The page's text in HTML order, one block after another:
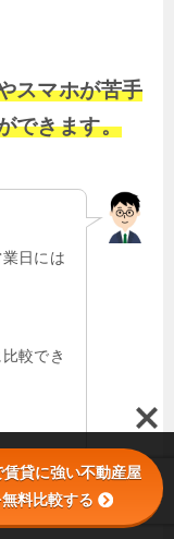
スマホが苦手
できます。
日には
較でき
業者を探せる
貸に強い不動産屋
料比較する